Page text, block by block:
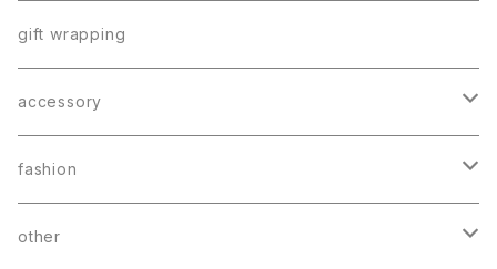
postcard
letter
memo
sticker
catalog
book mark
poster
gift wrapping
accessory
earring
charm
fashion
bag
other